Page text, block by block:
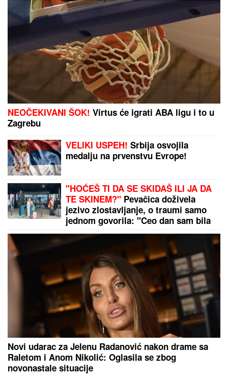
MISTERIJU NESTANKA
FARMACEUTA?!
Milan popio kafu sa
majkom, otišao na posao i više ga
NIKO NIJE VIDEO: Supruzi je poslao
OVU poruku (FOTO)
Zašto SAD gube sve ratove? Amerika ima novac i
oružje, ali ne i pobede
Ubijena poznata pevačica: Nakon svađe njena
saradnica joj pucala u leđa